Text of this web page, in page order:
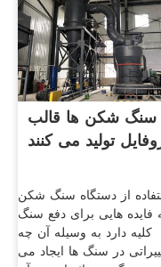
سنگ شکن ها قالب
تولید می کنند
از دستگاه سنگ شکن
فایده هایی برای دفع سنگ
کلیه دارد به وسیله آن چه
در سنگ ها ایجاد می